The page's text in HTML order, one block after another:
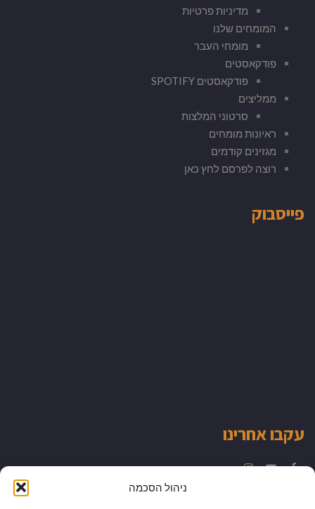
ניהול הסכמה
מדיניות פרטיות
המומחים שלנו
מומחי העבר
פודקאסטים
פודקאסטים SPOTIFY
ממליצים
סרטוני המלצות
ראיונות מומחים
מגזינים קודמים
רוצה לפרסם לחץ כאן
פייסבוק
עקבו אחרינו